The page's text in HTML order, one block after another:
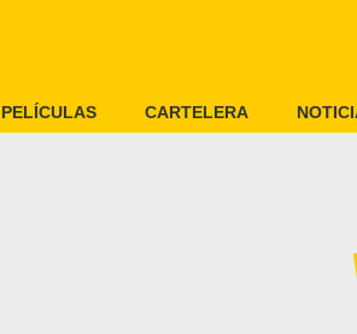
PELÍCULAS CARTELERA